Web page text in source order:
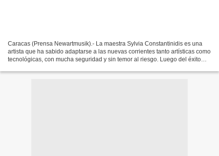
Caracas (Prensa Newartmusik).- La maestra Sylvia Constantinidis es una
artista que ha sabido adaptarse a las nuevas corrientes tanto artísticas como
tecnológicas, con mucha seguridad y sin temor al riesgo. Luego del éxito